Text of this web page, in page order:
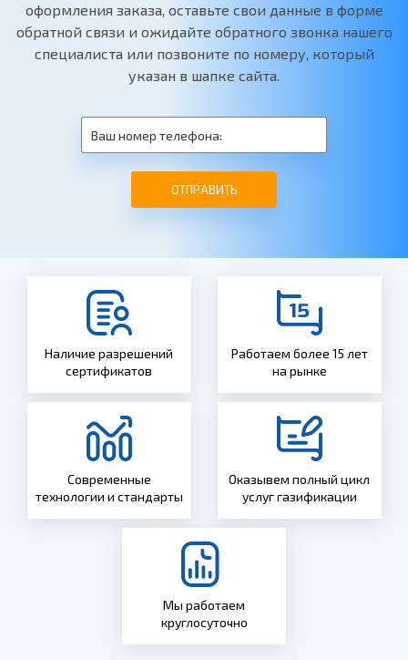
оформления заказа, оставьте свои данные в форме
обратной связи и ожидайте обратного звонка нашего
специалиста или позвоните по номеру, который
указан в шапке сайта.
ОТПРАВИТЬ
Наличие разрешений
сертификатов
Работаем более 15 лет
на рынке
Современные
технологии и стандарты
Оказывем полный цикл
услуг газификации
Мы работаем
круглосуточно